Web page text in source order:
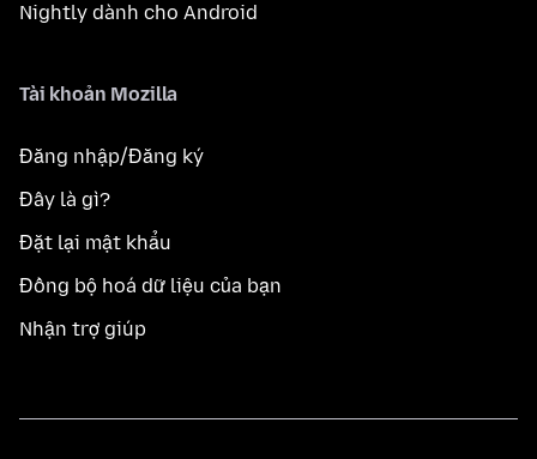
Nightly dành cho Android
Tài khoản Mozilla
Đăng nhập/Đăng ký
Đây là gì?
Đặt lại mật khẩu
Đồng bộ hoá dữ liệu của bạn
Nhận trợ giúp